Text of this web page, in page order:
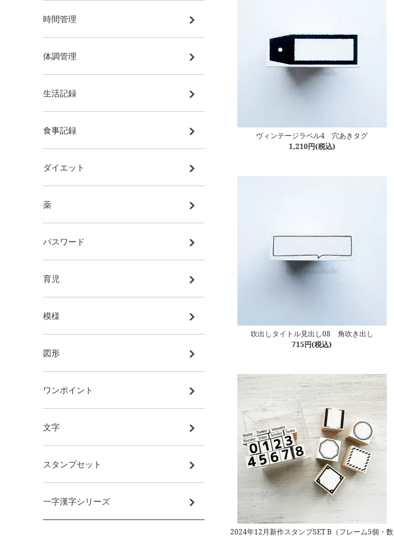
ヴィンテージラベル4 穴あきタグ
1,210円(税込)
吹出しタイトル見出し08 角吹き出し
715円(税込)
2024年12月新作スタンプSET B（フレーム5個・数
時間管理
体調管理
生活記録
食事記録
ダイエット
薬
パスワード
育児
模様
図形
ワンポイント
文字
スタンプセット
一字漢字シリーズ